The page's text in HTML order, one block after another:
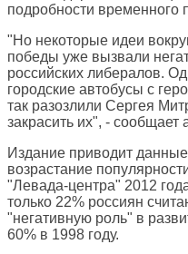
подробности временного
"Но некоторые идеи
победы уже вызвали
российских либералов.
городские автобусы с
так разозлили Сергея
закрасить их", - сообщает
Издание приводит
возрастание
"Левада-центра" 2012
только 22% россиян
"негативную роль" в
60% в 1998 году.